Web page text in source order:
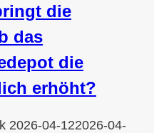
die
das
die
erhöht?
2026-04-122026-04-